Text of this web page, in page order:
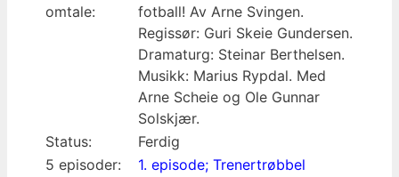
omtale:
fotball! Av Arne Svingen.
Regissør: Guri Skeie Gundersen.
Dramaturg: Steinar Berthelsen.
Musikk: Marius Rypdal. Med
Arne Scheie og Ole Gunnar
Solskjær.
Status:
Ferdig
5 episoder:
1. episode; Trenertrøbbel